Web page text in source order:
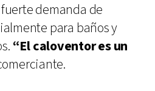
demanda de
para baños y
“El caloventor es un